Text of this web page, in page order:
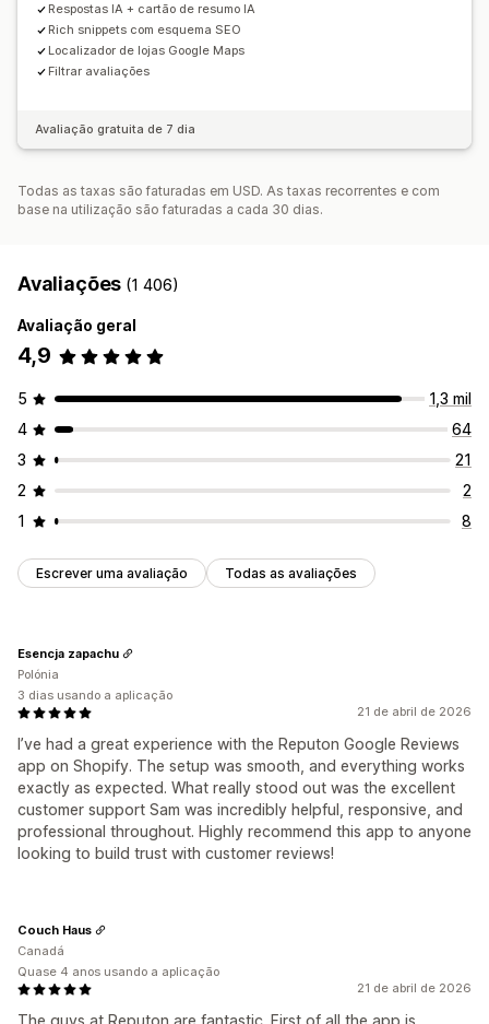
Respostas IA + cartão de resumo IA
Rich snippets com esquema SEO
Localizador de lojas Google Maps
Filtrar avaliações
Avaliação gratuita de 7 dia
Todas as taxas são faturadas em USD. As taxas recorrentes e com
base na utilização são faturadas a cada 30 dias.
Avaliações (1 406)
Avaliação geral
4,9
5
1,3 mil
4
64
3
21
2
2
1
8
Escrever uma avaliação Todas as avaliações
21 de abril de 2026
I’ve had a great experience with the Reputon Google Reviews
app on Shopify. The setup was smooth, and everything works
exactly as expected. What really stood out was the excellent
customer support Sam was incredibly helpful, responsive, and
professional throughout. Highly recommend this app to anyone
looking to build trust with customer reviews!
Esencja zapachu
Polónia
3 dias usando a aplicação
21 de abril de 2026
Couch Haus
Canadá
Quase 4 anos usando a aplicação